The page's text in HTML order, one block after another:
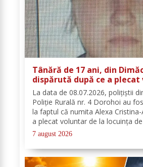
Tânără de 17 ani, din
dispărută după ce a
acasă și nu a mai revenit
La data de 08.07.2026, polițiștii
Poliție Rurală nr. 4 Dorohoi au
la faptul că numita Alexa
a plecat voluntar de la locuința
comuna Dimăcheni, județul
numitei Alexa...
7 august 2026